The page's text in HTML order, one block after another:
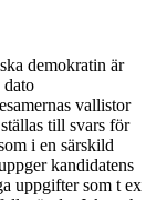
demokratin är
dato
vallistor
till svars för
i en särskild
kandidatens
uppgifter som t ex